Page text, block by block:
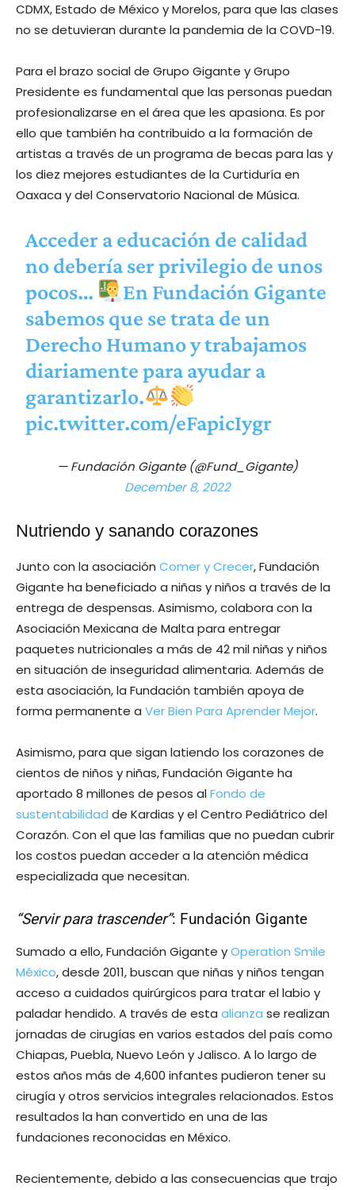
CDMX, Estado de México y Morelos, para que las clases
no se detuvieran durante la pandemia de la COVD-19.
Para el brazo social de Grupo Gigante y Grupo
Presidente es fundamental que las personas puedan
profesionalizarse en el área que les apasiona. Es por
ello que también ha contribuido a la formación de
artistas a través de un programa de becas para las y
los diez mejores estudiantes de la Curtiduría en
Oaxaca y del Conservatorio Nacional de Música.
Acceder a educación de calidad
no debería ser privilegio de unos
pocos…
En Fundación Gigante
sabemos que se trata de un
Derecho Humano y trabajamos
diariamente para ayudar a
garantizarlo.
pic.twitter.com/eFapicIygr
— Fundación Gigante (@Fund_Gigante)
December 8, 2022
Nutriendo y sanando corazones
Junto con la asociación Comer y Crecer, Fundación
Gigante ha beneficiado a niñas y niños a través de la
entrega de despensas. Asimismo, colabora con la
Asociación Mexicana de Malta para entregar
paquetes nutricionales a más de 42 mil niñas y niños
en situación de inseguridad alimentaria. Además de
esta asociación, la Fundación también apoya de
forma permanente a Ver Bien Para Aprender Mejor.
Asimismo, para que sigan latiendo los corazones de
cientos de niños y niñas, Fundación Gigante ha
aportado 8 millones de pesos alFondo de
sustentabilidad de Kardias y el Centro Pediátrico del
Corazón. Con el que las familias que no puedan cubrir
los costos puedan acceder a la atención médica
especializada que necesitan.
“Servir para trascender”: Fundación Gigante
Sumado a ello, Fundación Gigante yOperation Smile
México, desde 2011, buscan que niñas y niños tengan
acceso a cuidados quirúrgicos para tratar el labio y
paladar hendido. A través de esta alianza se realizan
jornadas de cirugías en varios estados del país como
Chiapas, Puebla, Nuevo León y Jalisco. A lo largo de
estos años más de 4,600 infantes pudieron tener su
cirugía y otros servicios integrales relacionados. Estos
resultados la han convertido en una de las
fundaciones reconocidas en México.
Recientemente, debido a las consecuencias que trajo